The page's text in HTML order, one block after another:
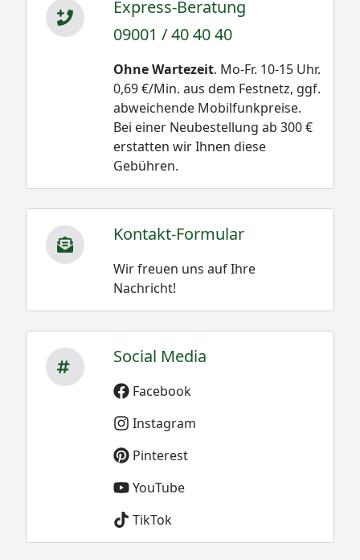
Express-Beratung
09001 / 40 40 40
Ohne Wartezeit. Mo-Fr. 10-15 Uhr.
0,69 €/Min. aus dem Festnetz, ggf.
abweichende Mobilfunkpreise.
Bei einer Neubestellung ab 300 €
erstatten wir Ihnen diese
Gebühren.
Kontakt-Formular
Wir freuen uns auf Ihre
Nachricht!
Social Media
Facebook
Instagram
Pinterest
YouTube
TikTok